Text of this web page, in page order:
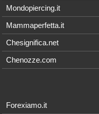
Mondopiercing.it
Mammaperfetta.it
Chesignifica.net
Chenozze.com
Forexiamo.it